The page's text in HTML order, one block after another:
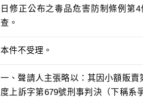
日修正公布之毒品危害防制條例第
查。
本件不受理。
一、聲請人主張略以：其因小額販
度上訴字第679號刑事判決（下稱系